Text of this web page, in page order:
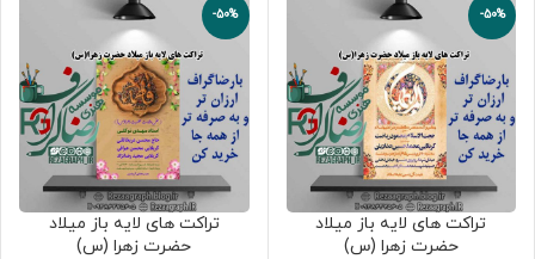
-50%
تراکت های لایه باز میلاد
حضرت زهرا (س)
-50%
تراکت های لایه باز میلاد
حضرت زهرا (س)